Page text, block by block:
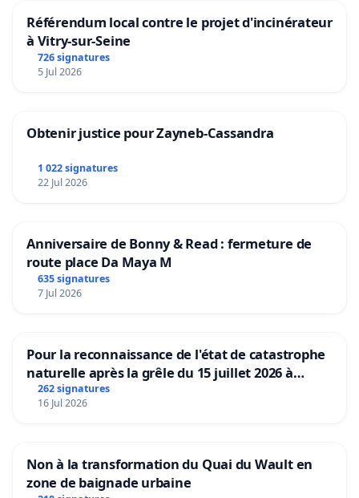
Référendum local contre le projet d'incinérateur
à Vitry-sur-Seine
726 signatures
5 Jul 2026
Obtenir justice pour Zayneb-Cassandra
1 022 signatures
22 Jul 2026
Anniversaire de Bonny & Read : fermeture de
route place Da Maya M
635 signatures
7 Jul 2026
Pour la reconnaissance de l'état de catastrophe
naturelle après la grêle du 15 juillet 2026 à
Aubenas et ses alentours
262 signatures
16 Jul 2026
Non à la transformation du Quai du Wault en
zone de baignade urbaine